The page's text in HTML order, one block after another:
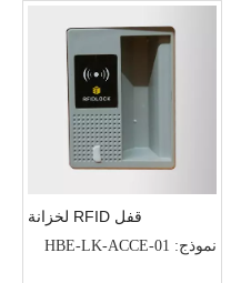
قفل RFID لخزانة
نموذج: HBE-LK-ACCE-01